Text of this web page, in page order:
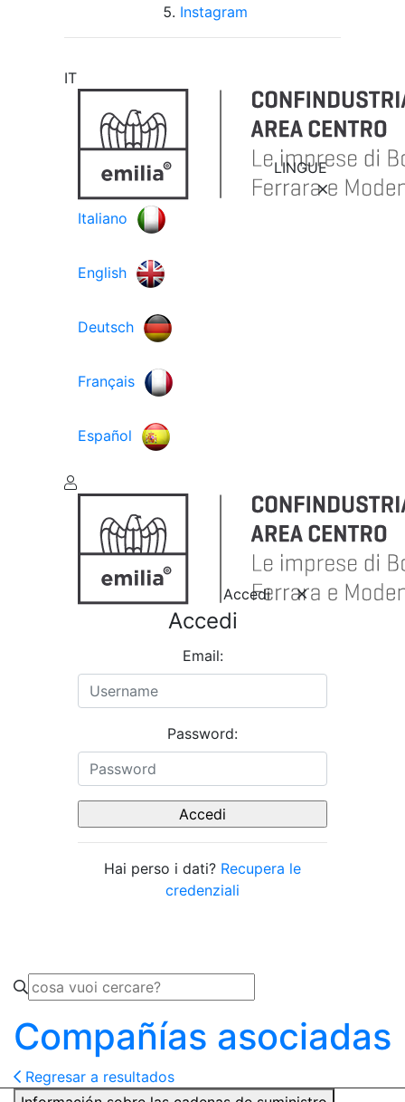
Instagram
IT
LINGUE
Italiano
English
Deutsch
Français
Español
Accedi
Accedi
Email:
Password:
Hai perso i dati? Recupera le
credenziali
Compañías asociadas
Regresar a resultados